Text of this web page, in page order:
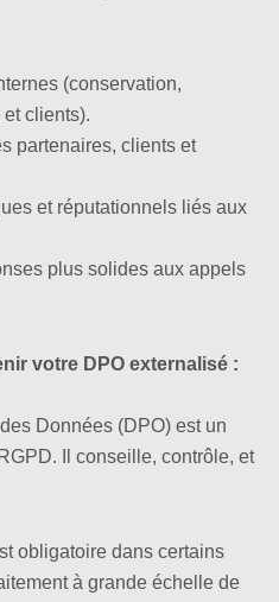
(conservation,
clients).
partenaires, clients et
et réputationnels liés aux
plus solides aux appels
votre DPO externalisé :
Données (DPO) est un
Il conseille, contrôle, et
obligatoire dans certains
à grande échelle de